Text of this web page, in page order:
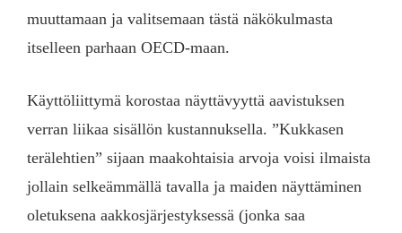
muuttamaan ja valitsemaan tästä näkökulmasta
itselleen parhaan OECD-maan.
Käyttöliittymä korostaa näyttävyyttä aavistuksen
verran liikaa sisällön kustannuksella. ”Kukkasen
terälehtien” sijaan maakohtaisia arvoja voisi ilmaista
jollain selkeämmällä tavalla ja maiden näyttäminen
oletuksena aakkosjärjestyksessä (jonka saa